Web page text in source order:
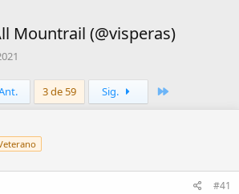
Mountrail (@visperas)
3 de 59 Sig.
#41